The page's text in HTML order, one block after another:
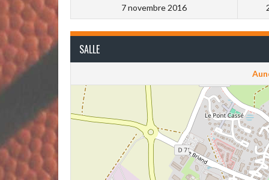
7 novembre 2016
SALLE